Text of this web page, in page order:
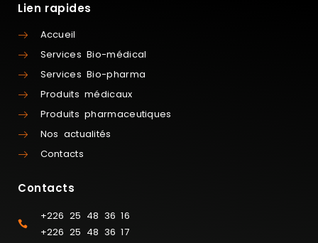
Lien rapides
Accueil
Services Bio-médical
Services Bio-pharma
Produits médicaux
Produits pharmaceutiques
Nos actualités
Contacts
Contacts
+226 25 48 36 16
+226 25 48 36 17